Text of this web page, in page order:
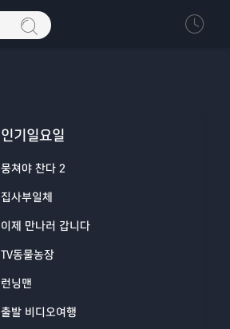
인기일요일
뭉쳐야 찬다 2
집사부일체
이제 만나러 갑니다
TV동물농장
런닝맨
출발 비디오여행